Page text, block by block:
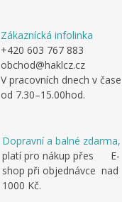
Zákaznícká infolinka
+420 603 767 883
obchod@haklcz.cz
V pracovních dnech v čase
od 7.30–15.00hod.
Dopravní a balné zdarma,
platí pro nákup přes E-
shop při objednávce nad
1000 Kč.